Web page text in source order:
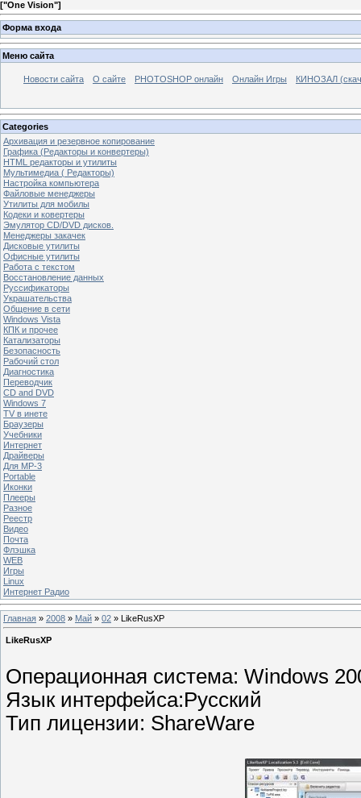
["One Vision"]
Форма входа
Меню сайта
Новости сайта О сайте PHOTOSHOP онлайн Онлайн Игры КИНОЗАЛ
Categories
Архивация и резервное копирование
Графика (Редакторы и конвертеры)
HTML редакторы и утилиты
Мультимедиа ( Редакторы)
Настройка компьютера
Файловые менеджеры
Утилиты для мобилы
Кодеки и ковертеры
Эмулятор CD/DVD дисков.
Менеджеры закачек
Дисковые утилиты
Офисные утилиты
Работа с текстом
Восстановление данных
Руссификаторы
Украшательства
Общение в сети
Windows Vista
КПК и прочее
Катализаторы
Безопасность
Рабочий стол
Диагностика
Переводчик
CD and DVD
Windows 7
TV в инете
Браузеры
Учебники
Интернет
Драйверы
Для MP-3
Portable
Иконки
Плееры
Разное
Реестр
Видео
Почта
Флэшка
WEB
Игры
Linux
Интернет Радио
Главная » 2008 » Май » 02 » LikeRusXP
LikeRusXP
Операционная система: Windows
Язык интерфейса:Русский
Тип лицензии: ShareWare